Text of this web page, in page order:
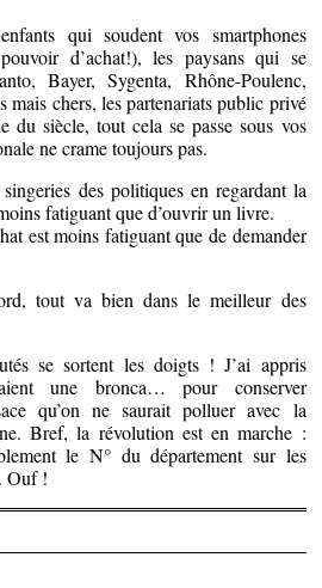
qui soudent vos smartphones
d’achat!), les paysans qui se
Bayer, Sygenta, Rhône-Poulenc,
chers, les partenariats public privé
du siècle, tout cela se passe sous vos
ne crame toujours pas.
des politiques en regardant la
fatiguant que d’ouvrir un livre.
est moins fatiguant que de demander
tout va bien dans le meilleur des
se sortent les doigts ! J’ai appris
une bronca… pour conserver
qu’on ne saurait polluer avec la
Bref, la révolution est en marche :
le N° du département sur les
Ouf !